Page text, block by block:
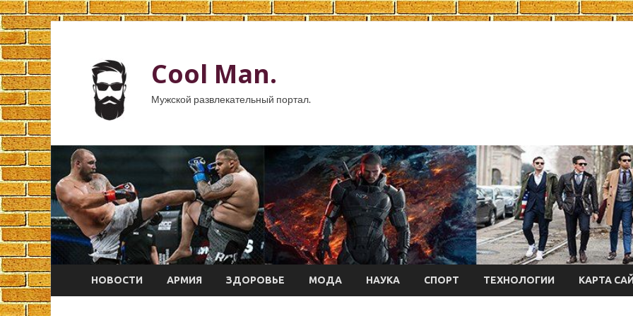
Cool Man.
Мужской развлекательный портал.
НОВОСТИ АРМИЯ ЗДОРОВЬЕ МОДА НАУКА СПОРТ ТЕХНОЛОГИИ КАРТА